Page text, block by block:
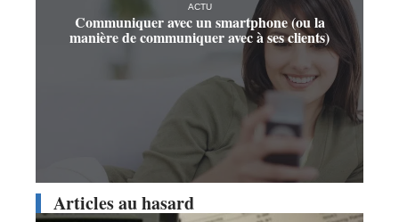
ACTU
Communiquer avec un smartphone (ou la
manière de communiquer avec à ses clients)
Articles au hasard